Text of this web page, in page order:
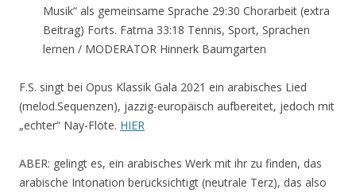
Musik“ als gemeinsame Sprache 29:30 Chorarbeit (extra
Beitrag) Forts. Fatma 33:18 Tennis, Sport, Sprachen
lernen / MODERATOR Hinnerk Baumgarten
F.S. singt bei Opus Klassik Gala 2021 ein arabisches Lied
(melod.Sequenzen), jazzig-europäisch aufbereitet, jedoch mit
„echter“ Nay-Flöte. HIER
ABER: gelingt es, ein arabisches Werk mit ihr zu finden, das
arabische Intonation berücksichtigt (neutrale Terz), das also